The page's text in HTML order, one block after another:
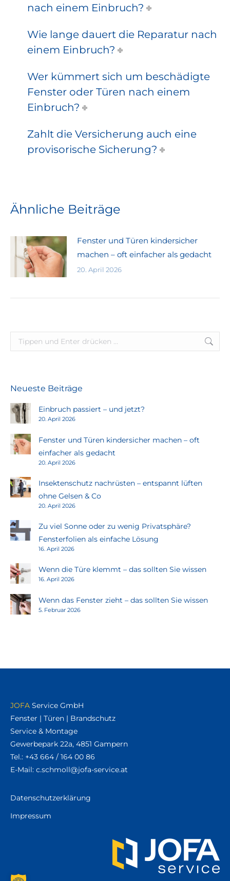
nach einem Einbruch?
Wie lange dauert die Reparatur nach
einem Einbruch?
Wer kümmert sich um beschädigte
Fenster oder Türen nach einem
Einbruch?
Zahlt die Versicherung auch eine
provisorische Sicherung?
Ähnliche Beiträge
Fenster und Türen kindersicher
machen – oft einfacher als gedacht
20. April 2026
Search:
Neueste Beiträge
Einbruch passiert – und jetzt?
20. April 2026
Fenster und Türen kindersicher machen – oft
einfacher als gedacht
20. April 2026
Insektenschutz nachrüsten – entspannt lüften
ohne Gelsen & Co
20. April 2026
Zu viel Sonne oder zu wenig Privatsphäre?
Fensterfolien als einfache Lösung
16. April 2026
Wenn die Türe klemmt – das sollten Sie wissen
16. April 2026
Wenn das Fenster zieht – das sollten Sie wissen
5. Februar 2026
JOFA Service GmbH
Fenster | Türen | Brandschutz
Service & Montage
Gewerbepark 22a, 4851 Gampern
Tel.: +43 664 / 164 00 86
E-Mail: ta.ecivres-afoj@llomhcs.c
Datenschutzerklärung
Impressum